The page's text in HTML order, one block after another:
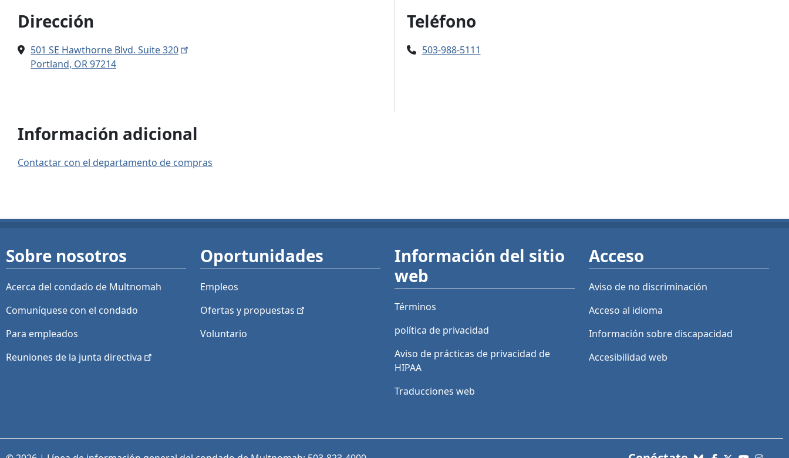
Dirección
501 SE Hawthorne Blvd. Suite 320
Portland, OR 97214
Teléfono
503-988-5111
Información adicional
Contactar con el departamento de compras
Sobre nosotros
Acerca del condado de Multnomah
Comuníquese con el condado
Para empleados
Reuniones de la junta directiva
Oportunidades
Empleos
Ofertas y propuestas
Voluntario
Información del sitio
web
Términos
política de privacidad
Aviso de prácticas de privacidad de
HIPAA
Traducciones web
Acceso
Aviso de no discriminación
Acceso al idioma
Información sobre discapacidad
Accesibilidad web